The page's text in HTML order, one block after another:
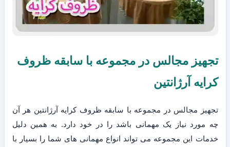
تجهیز مجالس در مجموعه با سابقه ظروف
کرایه آرژانتین
تجهیز مجالس در مجموعه با سابقه ظروف کرایه آرژانتین هر آن
چه مورد نیاز یک مهمانی باشد را در خود دارد. به همین دلیل
خدمات این مجموعه می تواند انواع مهمانی های شما را بسیار با